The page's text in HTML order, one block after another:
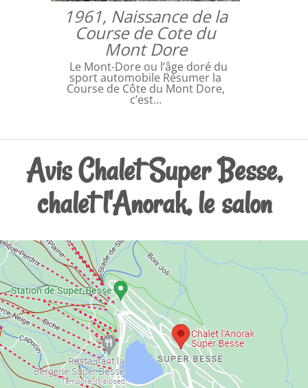
1961, Naissance de la
Course de Cote du
Mont Dore
Le Mont-Dore ou l’âge doré du
sport automobile Résumer la
Course de Côte du Mont Dore,
c’est…
Avis Chalet Super Besse,
chalet l'Anorak, le salon